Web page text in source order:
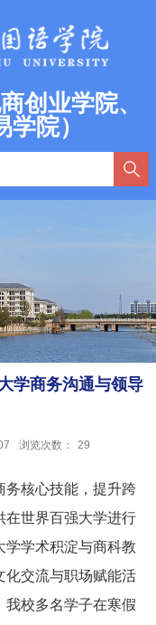
创业学院、
院）
学商务沟通与领导
浏览次数： 29
务核心技能，提升跨
在世界百强大学进行
学学术积淀与商科教
化交流与职场赋能活
我校多名学子在寒假